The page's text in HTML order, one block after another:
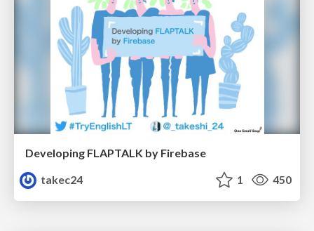
Developing FLAPTALK by Firebase
takec24
1 450